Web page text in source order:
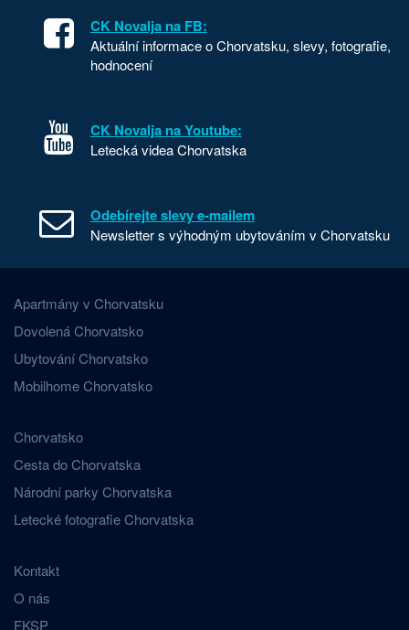
CK Novalja na FB:
Aktuální informace o Chorvatsku, slevy, fotografie,
hodnocení
CK Novalja na Youtube:
Letecká videa Chorvatska
Odebírejte slevy e-mailem
Newsletter s výhodným ubytováním v Chorvatsku
Apartmány v Chorvatsku
Dovolená Chorvatsko
Ubytování Chorvatsko
Mobilhome Chorvatsko
Chorvatsko
Cesta do Chorvatska
Národní parky Chorvatska
Letecké fotografie Chorvatska
Kontakt
O nás
FKSP